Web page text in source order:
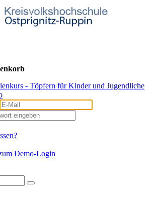
- Töpfern für Kinder und Jugendliche
Demo-Login